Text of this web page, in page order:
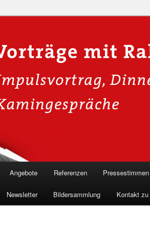
für
🛡️
in die Welt der Cybersicherheit mit Ralf
& schützen Sie sich effektiv.
Angebote Referenzen Pressestimmen
Newsletter Bildersammlung Kontakt